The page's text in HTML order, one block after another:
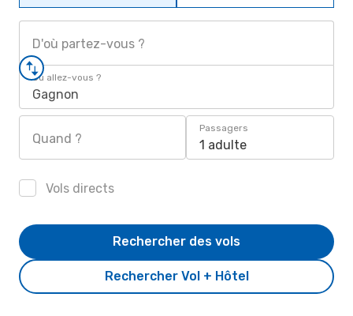
D'où partez-vous ?
Où allez-vous ?
Gagnon
Quand ?
Passagers
1 adulte
Vols directs
Rechercher Vol + Hôtel
Rechercher des vols